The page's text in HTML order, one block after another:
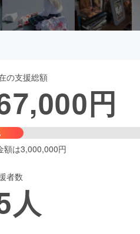
の支援総額
円
額は3,000,000円
者数
人